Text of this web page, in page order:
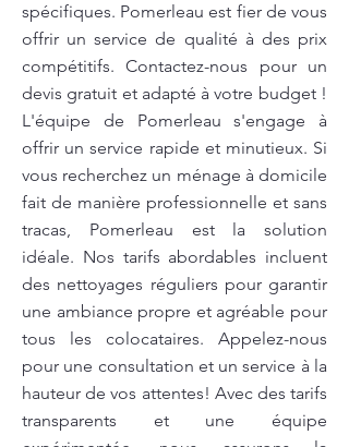
spécifiques. Pomerleau est fier de vous
offrir un service de qualité à des prix
compétitifs. Contactez-nous pour un
devis gratuit et adapté à votre budget !
L'équipe de Pomerleau s'engage à
offrir un service rapide et minutieux. Si
vous recherchez un ménage à domicile
fait de manière professionnelle et sans
tracas, Pomerleau est la solution
idéale. Nos tarifs abordables incluent
des nettoyages réguliers pour garantir
une ambiance propre et agréable pour
tous les colocataires. Appelez-nous
pour une consultation et un service à la
hauteur de vos attentes! Avec des tarifs
transparents et une équipe